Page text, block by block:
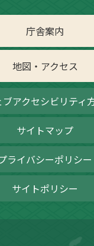
庁舎案内
地図・アクセス
ブアクセシビリティ
サイトマップ
ライバシーポリシー
サイトポリシー